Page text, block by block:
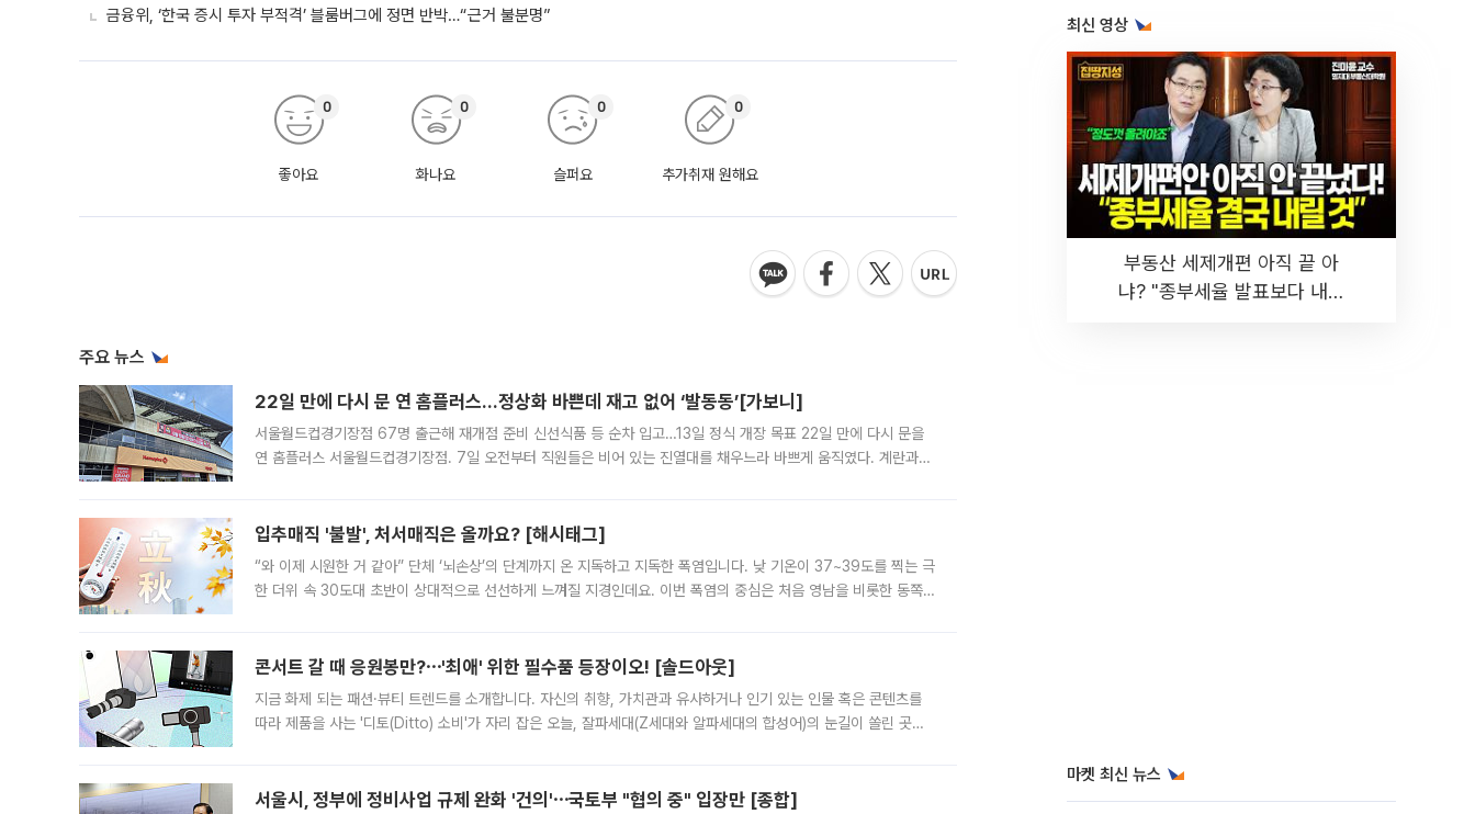
금융위, ‘한국 증시 투자 부적격’ 블룸버그에 정면 반박…“근거 불분명”
좋아요
0
화나요
0
슬퍼요
0
추가취재 원해요
0
주요 뉴스
22일 만에 다시 문 연 홈플러스…정상화 바쁜데 재고 없어 ‘발동동’[가보니]
서울월드컵경기장점 67명 출근해 재개점 준비 신선식품 등 순차 입고…13일 정식 개장 목표 22일 만에 다시 문을
연 홈플러스 서울월드컵경기장점. 7일 오전부터 직원들은 비어 있는 진열대를 채우느라 바쁘게 움직였다. 계란과
입추매직 '불발', 처서매직은 올까요? [해시태그]
“와 이제 시원한 거 같아” 단체 ‘뇌손상’의 단계까지 온 지독하고 지독한 폭염입니다. 낮 기온이 37~39도를 찍는 극
한 더위 속 30도대 초반이 상대적으로 선선하게 느껴질 지경인데요. 이번 폭염의 중심은 처음 영남을 비롯한 동쪽
콘서트 갈 때 응원봉만?⋯'최애' 위한 필수품 등장이오! [솔드아웃]
지금 화제 되는 패션·뷰티 트렌드를 소개합니다. 자신의 취향, 가치관과 유사하거나 인기 있는 인물 혹은 콘텐츠를
따라 제품을 사는 '디토(Ditto) 소비'가 자리 잡은 오늘, 잘파세대(Z세대와 알파세대의 합성어)의 눈길이 쏠린 곳은
서울시, 정부에 정비사업 규제 완화 '건의'⋯국토부 "협의 중" 입장만 [종합]
최신 영상
부동산 세제개편 아직 끝 아
냐? "종부세율 발표보다 내릴
마켓 최신 뉴스